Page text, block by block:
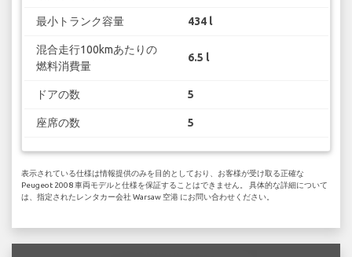
最小トランク容量 434 l
混合走行100kmあたりの
燃料消費量
6.5 l
ドアの数 5
座席の数 5
表示されている仕様は情報提供のみを目的としており、お客様が受け取る正確な
Peugeot 2008 車両モデルと仕様を保証することはできません。 具体的な詳細について
は、指定されたレンタカー会社 Warsaw 空港 にお問い合わせください。